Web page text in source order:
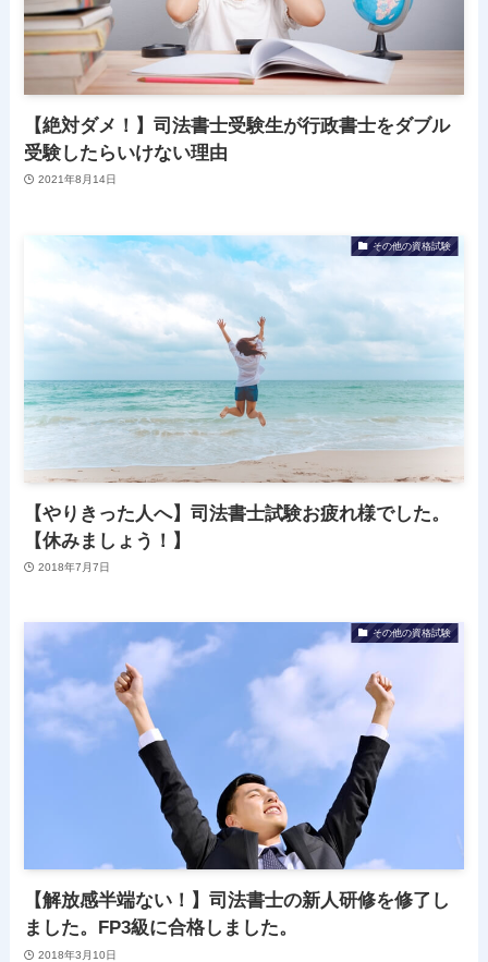
【絶対ダメ！】司法書士受験生が行政書士をダブル
受験したらいけない理由
2021年8月14日
その他の資格試験
【やりきった人へ】司法書士試験お疲れ様でした。
【休みましょう！】
2018年7月7日
その他の資格試験
【解放感半端ない！】司法書士の新人研修を修了し
ました。FP3級に合格しました。
2018年3月10日